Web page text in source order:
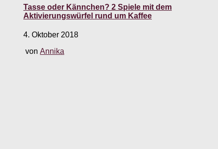
Tasse oder Kännchen? 2 Spiele mit dem
Aktivierungswürfel rund um Kaffee
4. Oktober 2018
von Annika